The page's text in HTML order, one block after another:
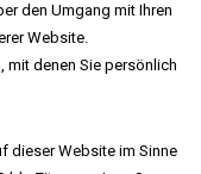
den Umgang mit Ihren
Website.
mit denen Sie persönlich
dieser Website im Sinne